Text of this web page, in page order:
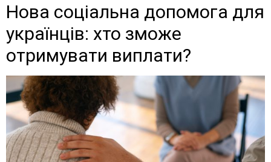
Нова соціальна допомога для
українців: хто зможе
отримувати виплати?